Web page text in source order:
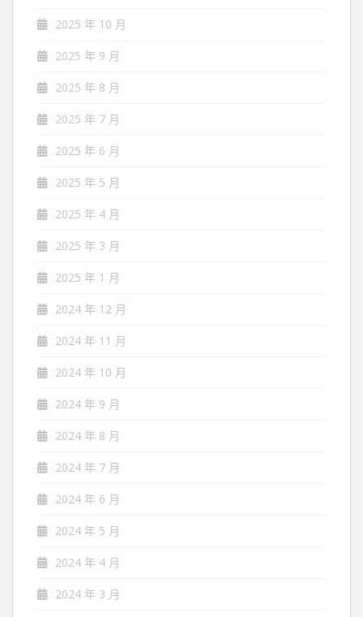
2025 年 10 月
2025 年 9 月
2025 年 8 月
2025 年 7 月
2025 年 6 月
2025 年 5 月
2025 年 4 月
2025 年 3 月
2025 年 1 月
2024 年 12 月
2024 年 11 月
2024 年 10 月
2024 年 9 月
2024 年 8 月
2024 年 7 月
2024 年 6 月
2024 年 5 月
2024 年 4 月
2024 年 3 月